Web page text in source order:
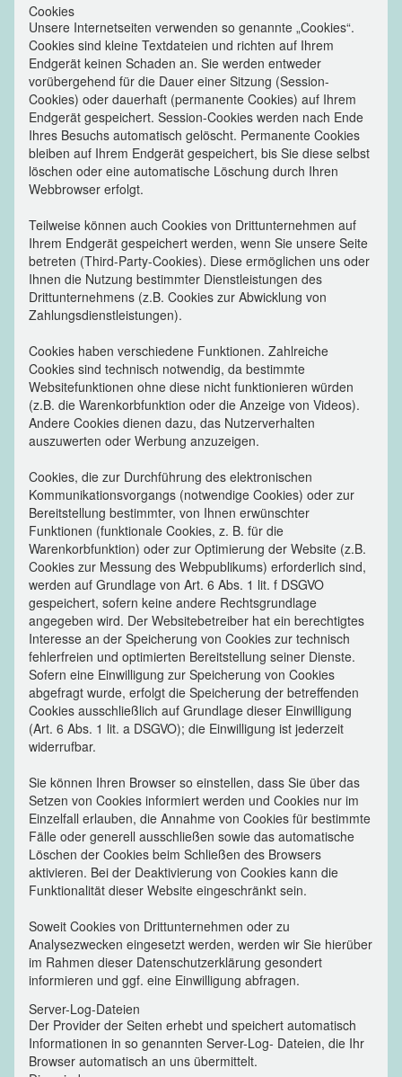
Cookies
Unsere Internetseiten verwenden so genannte „Cookies“.
Cookies sind kleine Textdateien und richten auf Ihrem
Endgerät keinen Schaden an. Sie werden entweder
vorübergehend für die Dauer einer Sitzung (Session-
Cookies) oder dauerhaft (permanente Cookies) auf Ihrem
Endgerät gespeichert. Session-Cookies werden nach Ende
Ihres Besuchs automatisch gelöscht. Permanente Cookies
bleiben auf Ihrem Endgerät gespeichert, bis Sie diese selbst
löschen oder eine automatische Löschung durch Ihren
Webbrowser erfolgt.
Teilweise können auch Cookies von Drittunternehmen auf
Ihrem Endgerät gespeichert werden, wenn Sie unsere Seite
betreten (Third-Party-Cookies). Diese ermöglichen uns oder
Ihnen die Nutzung bestimmter Dienstleistungen des
Drittunternehmens (z.B. Cookies zur Abwicklung von
Zahlungsdienstleistungen).
Cookies haben verschiedene Funktionen. Zahlreiche
Cookies sind technisch notwendig, da bestimmte
Websitefunktionen ohne diese nicht funktionieren würden
(z.B. die Warenkorbfunktion oder die Anzeige von Videos).
Andere Cookies dienen dazu, das Nutzerverhalten
auszuwerten oder Werbung anzuzeigen.
Cookies, die zur Durchführung des elektronischen
Kommunikationsvorgangs (notwendige Cookies) oder zur
Bereitstellung bestimmter, von Ihnen erwünschter
Funktionen (funktionale Cookies, z. B. für die
Warenkorbfunktion) oder zur Optimierung der Website (z.B.
Cookies zur Messung des Webpublikums) erforderlich sind,
werden auf Grundlage von Art. 6 Abs. 1 lit. f DSGVO
gespeichert, sofern keine andere Rechtsgrundlage
angegeben wird. Der Websitebetreiber hat ein berechtigtes
Interesse an der Speicherung von Cookies zur technisch
fehlerfreien und optimierten Bereitstellung seiner Dienste.
Sofern eine Einwilligung zur Speicherung von Cookies
abgefragt wurde, erfolgt die Speicherung der betreffenden
Cookies ausschließlich auf Grundlage dieser Einwilligung
(Art. 6 Abs. 1 lit. a DSGVO); die Einwilligung ist jederzeit
widerrufbar.
Sie können Ihren Browser so einstellen, dass Sie über das
Setzen von Cookies informiert werden und Cookies nur im
Einzelfall erlauben, die Annahme von Cookies für bestimmte
Fälle oder generell ausschließen sowie das automatische
Löschen der Cookies beim Schließen des Browsers
aktivieren. Bei der Deaktivierung von Cookies kann die
Funktionalität dieser Website eingeschränkt sein.
Soweit Cookies von Drittunternehmen oder zu
Analysezwecken eingesetzt werden, werden wir Sie hierüber
im Rahmen dieser Datenschutzerklärung gesondert
informieren und ggf. eine Einwilligung abfragen.
Server-Log-Dateien
Der Provider der Seiten erhebt und speichert automatisch
Informationen in so genannten Server-Log- Dateien, die Ihr
Browser automatisch an uns übermittelt.